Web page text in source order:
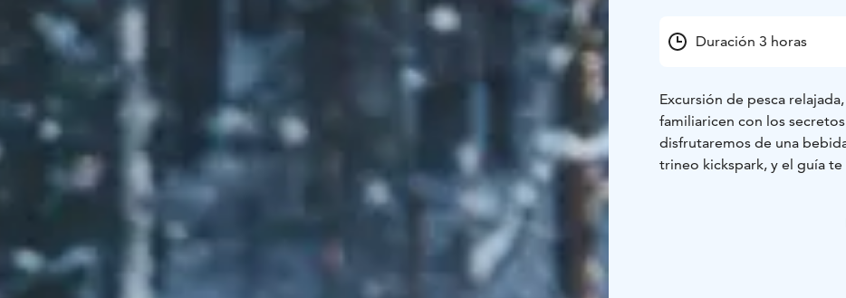
Duración 3 horas
Excursión de pesca
familiaricen con los
disfrutaremos de una
trineo kickspark, y el guía